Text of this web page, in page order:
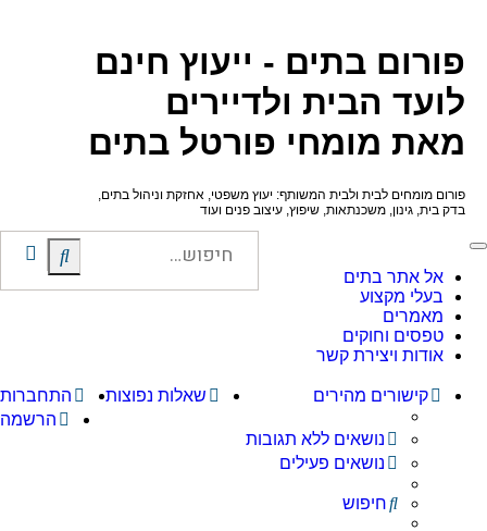
פורום בתים - ייעוץ חינם
לועד הבית ולדיירים
מאת מומחי פורטל בתים
פורום מומחים לבית ולבית המשותף: יעוץ משפטי, אחזקת וניהול בתים,
בדק בית, גינון, משכנתאות, שיפוץ, עיצוב פנים ועוד
חיפוש
אל אתר בתים
בעלי מקצוע
מאמרים
טפסים וחוקים
אודות ויצירת קשר
קישורים מהירים
נושאים ללא תגובות
נושאים פעילים
חיפוש
שאלות נפוצות
התחברות
הרשמה